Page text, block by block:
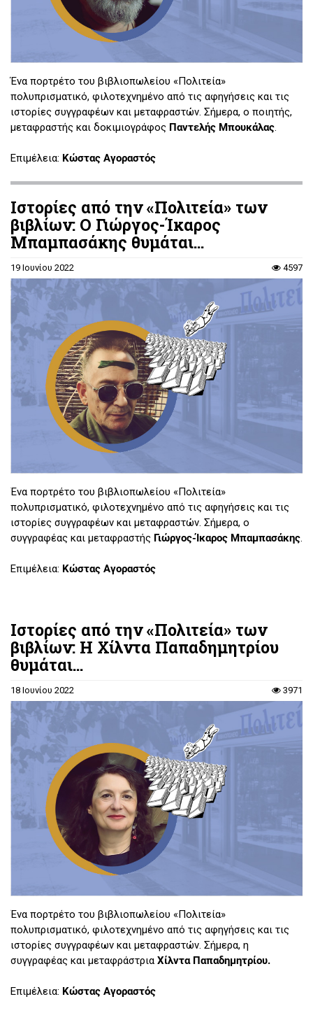
Ένα πορτρέτο του βιβλιοπωλείου «Πολιτεία»
πολυπρισματικό, φιλοτεχνημένο από τις αφηγήσεις και τις
ιστορίες συγγραφέων και μεταφραστών. Σήμερα, ο ποιητής,
μεταφραστής και δοκιμιογράφος Παντελής Μπουκάλας.
Επιμέλεια: Κώστας Αγοραστός
Ιστορίες από την «Πολιτεία» των
βιβλίων: Ο Γιώργος-Ίκαρος
Μπαμπασάκης θυμάται...
19 Ιουνίου 2022 4597
Ένα πορτρέτο του βιβλιοπωλείου «Πολιτεία»
πολυπρισματικό, φιλοτεχνημένο από τις αφηγήσεις και τις
ιστορίες συγγραφέων και μεταφραστών. Σήμερα, ο
συγγραφέας και μεταφραστής Γιώργος-Ίκαρος Μπαμπασάκης.
Επιμέλεια: Κώστας Αγοραστός
Ιστορίες από την «Πολιτεία» των
βιβλίων: Η Χίλντα Παπαδημητρίου
θυμάται...
18 Ιουνίου 2022 3971
Ένα πορτρέτο του βιβλιοπωλείου «Πολιτεία»
πολυπρισματικό, φιλοτεχνημένο από τις αφηγήσεις και τις
ιστορίες συγγραφέων και μεταφραστών. Σήμερα, η
συγγραφέας και μεταφράστρια Χίλντα Παπαδημητρίου.
Επιμέλεια: Κώστας Αγοραστός